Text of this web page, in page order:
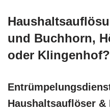
und Buchhorn,
oder Klingenhof?
Haushaltsauflöser